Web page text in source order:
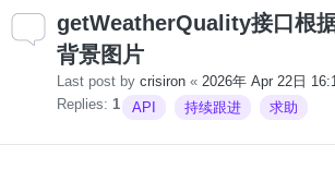
getWeatherQuality接口根
背景图片
Last post by crisiron « 2026年 Apr 22日
Replies: 1 API 持续跟进 求助